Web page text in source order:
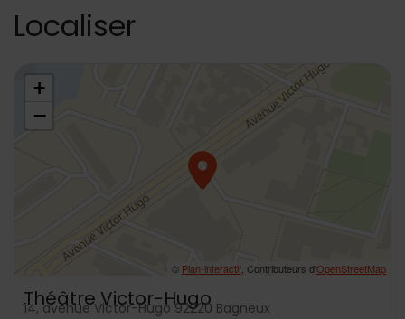
Localiser
+
−
© Plan-interactif , Contributeurs d'OpenStreetMap
Théâtre Victor-Hugo
14, avenue Victor-Hugo 92220 Bagneux